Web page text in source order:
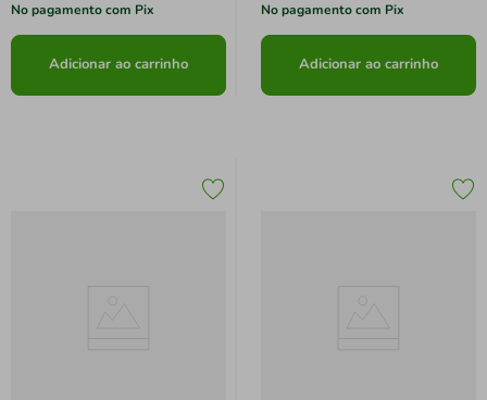
No pagamento com Pix
Adicionar ao carrinho
No pagamento com Pix
Adicionar ao carrinho